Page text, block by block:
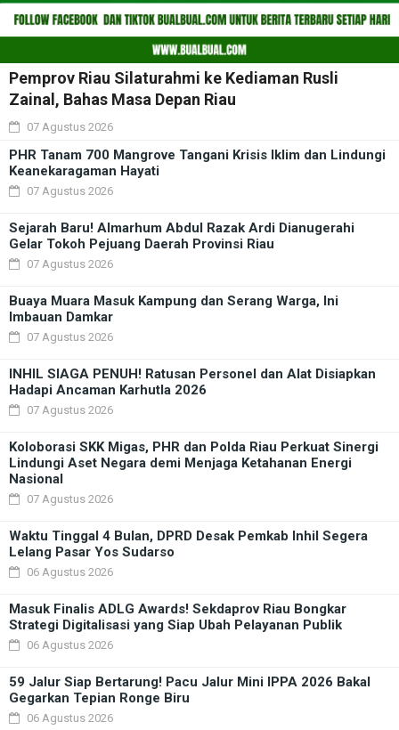
Pemprov Riau Silaturahmi ke Kediaman Rusli
Zainal, Bahas Masa Depan Riau
07 Agustus 2026
PHR Tanam 700 Mangrove Tangani Krisis Iklim dan Lindungi
Keanekaragaman Hayati
07 Agustus 2026
Sejarah Baru! Almarhum Abdul Razak Ardi Dianugerahi
Gelar Tokoh Pejuang Daerah Provinsi Riau
07 Agustus 2026
Buaya Muara Masuk Kampung dan Serang Warga, Ini
Imbauan Damkar
07 Agustus 2026
INHIL SIAGA PENUH! Ratusan Personel dan Alat Disiapkan
Hadapi Ancaman Karhutla 2026
07 Agustus 2026
Koloborasi SKK Migas, PHR dan Polda Riau Perkuat Sinergi
Lindungi Aset Negara demi Menjaga Ketahanan Energi
Nasional
07 Agustus 2026
Waktu Tinggal 4 Bulan, DPRD Desak Pemkab Inhil Segera
Lelang Pasar Yos Sudarso
06 Agustus 2026
Masuk Finalis ADLG Awards! Sekdaprov Riau Bongkar
Strategi Digitalisasi yang Siap Ubah Pelayanan Publik
06 Agustus 2026
59 Jalur Siap Bertarung! Pacu Jalur Mini IPPA 2026 Bakal
Gegarkan Tepian Ronge Biru
06 Agustus 2026